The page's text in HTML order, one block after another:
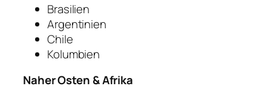
Brasilien
Argentinien
Chile
Kolumbien
Naher Osten & Afrika